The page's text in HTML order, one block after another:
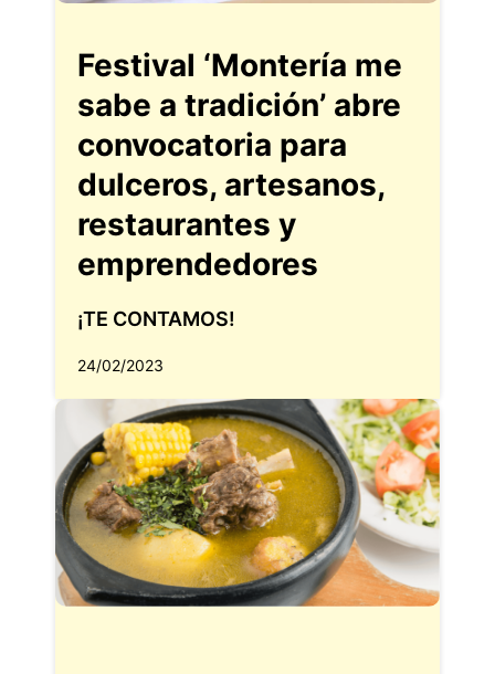
Festival ‘Montería me
sabe a tradición’ abre
convocatoria para
dulceros, artesanos,
restaurantes y
emprendedores
¡TE CONTAMOS!
24/02/2023